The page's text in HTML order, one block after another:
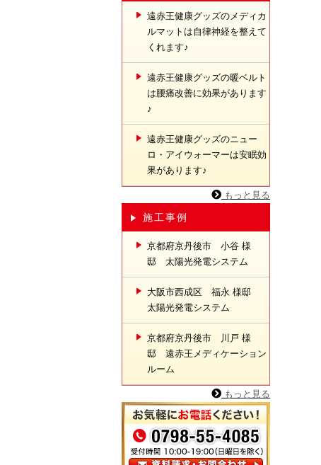
遠赤王健康グッズのメディカ
ルマットは自律神経を整えて
くれます♪
遠赤王健康グッズの暖ベルト
は腰痛改善に効果があります
♪
遠赤王健康グッズのニュー
ロ・アイウォーマーは安眠効
果があります♪
もっと見る
施工事例
京都府京丹後市 小谷 様
邸 太陽光発電システム
大阪市西成区 福永 様邸
太陽光発電システム
京都府京丹後市 川戸 様
邸 遠赤王メディケーション
ルーム
もっと見る